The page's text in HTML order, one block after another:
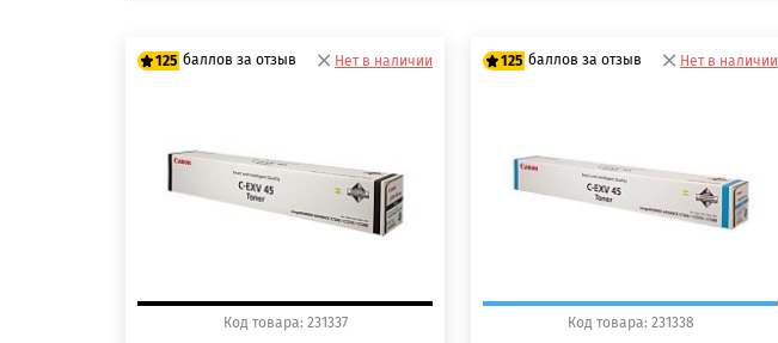
125 баллов за отзыв
125 баллов
Нет в наличии
Код товара: 231337
125 баллов за отзыв
125 баллов
Нет в наличии
Код товара: 231338